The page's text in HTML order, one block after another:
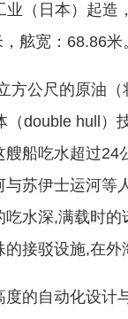
（日本）起造
舷宽：68.86米
方公尺的原油
double hull）
船吃水超过24
苏伊士运河等
水深,满载时的
接驳设施,在
的自动化设计